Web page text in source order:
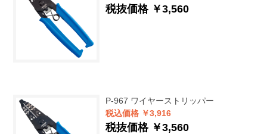
税抜価格 ￥3,560
P-967 ワイヤーストリッパー
税込価格 ￥3,916
税抜価格 ￥3,560